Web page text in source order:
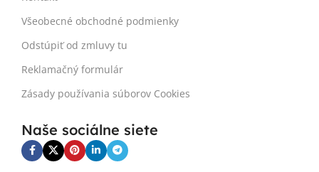
Všeobecné obchodné podmienky
Odstúpiť od zmluvy tu
Reklamačný formulár
Zásady používania súborov Cookies
Naše sociálne siete